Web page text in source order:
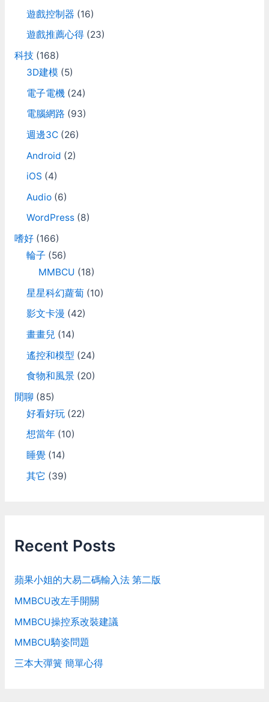
遊戲控制器 (16)
遊戲推薦心得(23)
科技(168)
3D建模 (5)
電子電機(24)
電腦網路 (93)
週邊3C(26)
Android (2)
iOS (4)
Audio(6)
WordPress(8)
嗜好(166)
輪子 (56)
MMBCU (18)
星星科幻蘿蔔(10)
影文卡漫 (42)
畫畫兒 (14)
遙控和模型 (24)
食物和風景(20)
閒聊 (85)
好看好玩(22)
想當年(10)
睡覺(14)
其它 (39)
Recent Posts
蘋果小姐的大易二碼輸入法 第二版
MMBCU改左手開關
MMBCU操控系改裝建議
MMBCU騎姿問題
三本大彈簧 簡單心得